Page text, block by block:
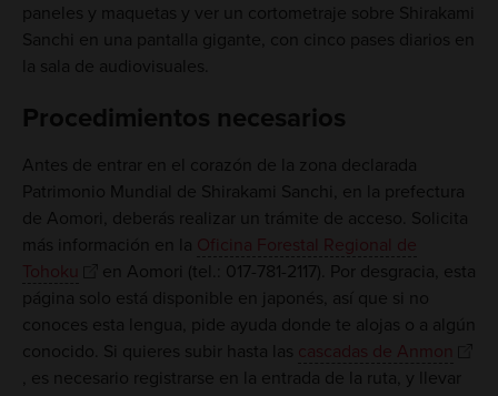
paneles y maquetas y ver un cortometraje sobre Shirakami
Sanchi en una pantalla gigante, con cinco pases diarios en
la sala de audiovisuales.
Procedimientos necesarios
Antes de entrar en el corazón de la zona declarada
Patrimonio Mundial de Shirakami Sanchi, en la prefectura
de Aomori, deberás realizar un trámite de acceso. Solicita
más información en la Oficina Forestal Regional de
Tohoku
en Aomori (tel.: 017-781-2117). Por desgracia, esta
página solo está disponible en japonés, así que si no
conoces esta lengua, pide ayuda donde te alojas o a algún
conocido. Si quieres subir hasta las cascadas de Anmon
, es necesario registrarse en la entrada de la ruta, y llevar